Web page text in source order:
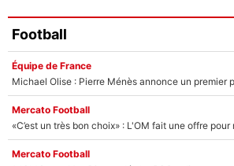
Football
Équipe de France
Mercato Football
Mercato Football